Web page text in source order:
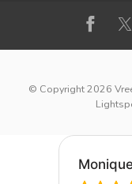
© Copyright 2026